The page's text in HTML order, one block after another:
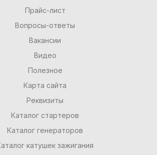
Прайс-лист
Вопросы-ответы
Вакансии
Видео
Полезное
Карта сайта
Реквизиты
Каталог стартеров
Каталог генераторов
катушек зажигания